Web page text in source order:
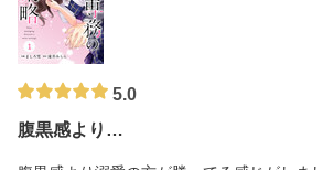
5.0
腹黒感より…